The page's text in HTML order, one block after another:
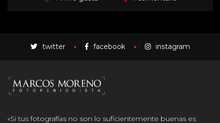
twitter facebook instagram
«Si tus fotografías no son lo suficientemente buenas es